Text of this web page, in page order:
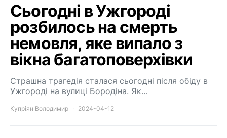
Сьогодні в Ужгороді
розбилось на смерть
немовля, яке випало з
вікна багатоповерхівки
Страшна трагедія сталася сьогодні після обіду в
Ужгороді на вулиці Бородіна. Як…
Купріян Володимир 2024-04-12